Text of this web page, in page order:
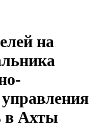
на
управления
в Ахты